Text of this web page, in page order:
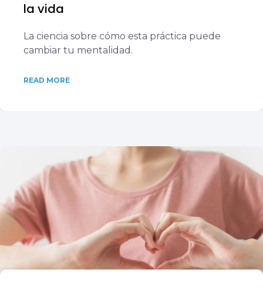
la vida
La ciencia sobre cómo esta práctica puede
cambiar tu mentalidad.
READ MORE